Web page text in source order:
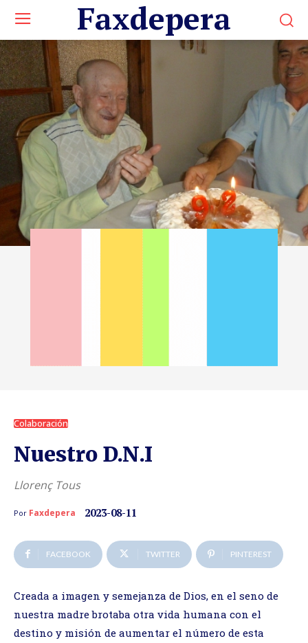
Faxdepera
Colaboración
Nuestro D.N.I
Llorenç Tous
Por Faxdepera 2023-08-11
FACEBOOK TWITTER PINTEREST
Creada a imagen y semejanza de Dios, en el seno de
nuestra madre brotaba otra vida humana con el
destino y misión de aumentar el número de esta